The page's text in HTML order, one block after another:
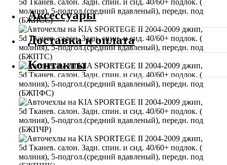
Аксессуары
Доставка и оплата
Контакты